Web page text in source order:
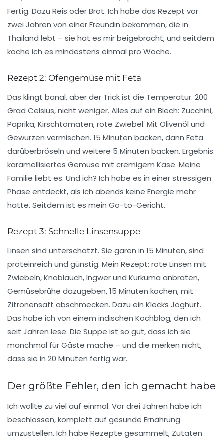
Fertig. Dazu Reis oder Brot. Ich habe das Rezept vor
zwei Jahren von einer Freundin bekommen, die in
Thailand lebt – sie hat es mir beigebracht, und seitdem
koche ich es mindestens einmal pro Woche.
Rezept 2: Ofengemüse mit Feta
Das klingt banal, aber der Trick ist die Temperatur. 200
Grad Celsius, nicht weniger. Alles auf ein Blech: Zucchini,
Paprika, Kirschtomaten, rote Zwiebel. Mit Olivenöl und
Gewürzen vermischen. 15 Minuten backen, dann Feta
darüberbröseln und weitere 5 Minuten backen. Ergebnis:
karamellisiertes Gemüse mit cremigem Käse. Meine
Familie liebt es. Und ich? Ich habe es in einer stressigen
Phase entdeckt, als ich abends keine Energie mehr
hatte. Seitdem ist es mein Go-to-Gericht.
Rezept 3: Schnelle Linsensuppe
Linsen sind unterschätzt. Sie garen in 15 Minuten, sind
proteinreich und günstig. Mein Rezept: rote Linsen mit
Zwiebeln, Knoblauch, Ingwer und Kurkuma anbraten,
Gemüsebrühe dazugeben, 15 Minuten kochen, mit
Zitronensaft abschmecken. Dazu ein Klecks Joghurt.
Das habe ich von einem indischen Kochblog, den ich
seit Jahren lese. Die Suppe ist so gut, dass ich sie
manchmal für Gäste mache – und die merken nicht,
dass sie in 20 Minuten fertig war.
Der größte Fehler, den ich gemacht habe
Ich wollte zu viel auf einmal. Vor drei Jahren habe ich
beschlossen, komplett auf gesunde Ernährung
umzustellen. Ich habe Rezepte gesammelt, Zutaten